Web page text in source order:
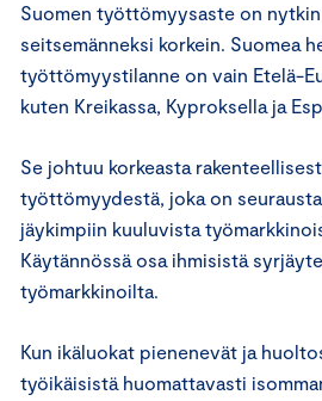
Suomen työttömyysaste on nytkin
seitsemänneksi korkein. Suomea
työttömyystilanne on vain Etelä-
kuten Kreikassa, Kyproksella ja
Se johtuu korkeasta
työttömyydestä, joka on seurausta
jäykimpiin kuuluvista
Käytännössä osa ihmisistä
työmarkkinoilta.
Kun ikäluokat pienenevät ja
työikäisistä huomattavasti